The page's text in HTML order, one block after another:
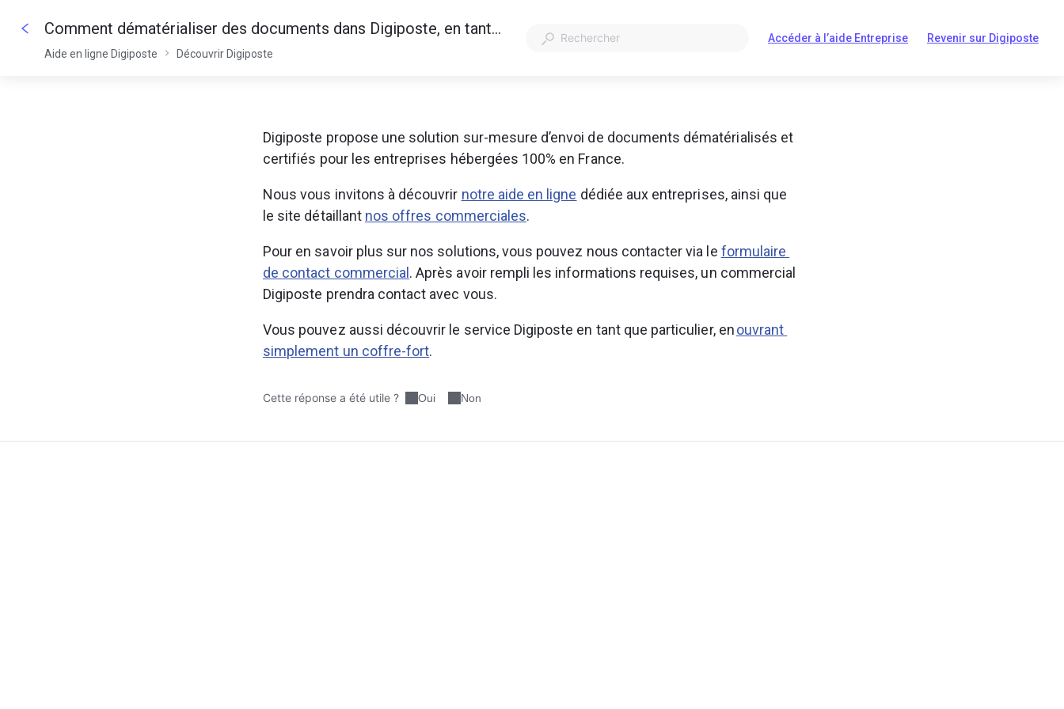
Comment dématérialiser des documents dans Digiposte, en tant qu'entreprise ?
Aide en ligne Digiposte Découvrir Digiposte
Accéder à l’aide Entreprise
S'ouvre
Revenir sur Digiposte
S'ouvre
Digiposte propose une solution sur-mesure d’envoi de documents dématérialisés et
certifiés pour les entreprises hébergées 100% en France.
Nous vous invitons à découvrir notre aide en ligne dédiée aux entreprises, ainsi que
le site détaillant nos offres commerciales.
Pour en savoir plus sur nos solutions, vous pouvez nous contacter via le formulaire
de contact commercial . Après avoir rempli les informations requises, un commercial
Digiposte prendra contact avec vous.
Vous pouvez aussi découvrir le service Digiposte en tant que particulier, en ouvrant
simplement un coffre-fort.
Cette réponse a été utile ? Oui Non